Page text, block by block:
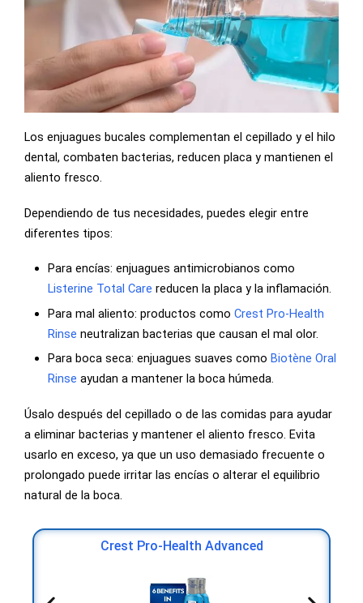
Los enjuagues bucales complementan el cepillado y el hilo
dental, combaten bacterias, reducen placa y mantienen el
aliento fresco.
Dependiendo de tus necesidades, puedes elegir entre
diferentes tipos:
Para encías: enjuagues antimicrobianos como
Listerine Total Care reducen la placa y la inflamación.
Para mal aliento: productos comoCrest Pro-Health
Rinse neutralizan bacterias que causan el mal olor.
Para boca seca: enjuagues suaves como Biotène Oral
Rinse ayudan a mantener la boca húmeda.
Úsalo después del cepillado o de las comidas para ayudar
a eliminar bacterias y mantener el aliento fresco. Evita
usarlo en exceso, ya que un uso demasiado frecuente o
prolongado puede irritar las encías o alterar el equilibrio
natural de la boca.
Crest Pro-Health Advanced